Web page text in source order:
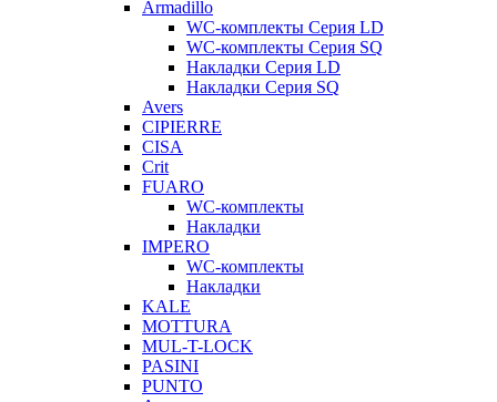
Armadillo
WC-комплекты Серия LD
WC-комплекты Серия SQ
Накладки Серия LD
Накладки Серия SQ
Avers
CIPIERRE
CISA
Crit
FUARO
WC-комплекты
Накладки
IMPERO
WC-комплекты
Накладки
KALE
MOTTURA
MUL-T-LOCK
PASINI
PUNTO